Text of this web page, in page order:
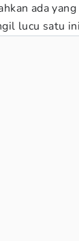
ada
lucu satu